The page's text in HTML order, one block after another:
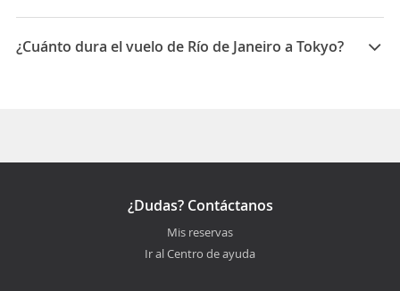
¿Cuánto dura el vuelo de Río de Janeiro a Tokyo?
¿Dudas? Contáctanos
Mis reservas
Ir al Centro de ayuda